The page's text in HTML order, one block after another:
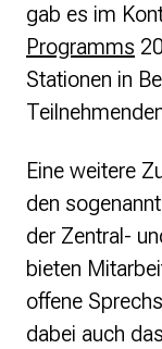
gab es im
Programms
Stationen in
Eine weitere
den
der Zentral-
bieten
offene
dabei auch